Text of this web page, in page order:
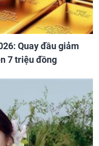
Quay đầu giảm
7 triệu đồng